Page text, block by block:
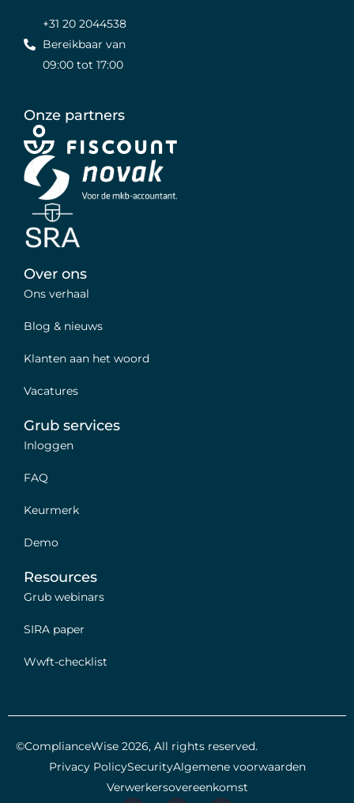
+31 20 2044538
Bereikbaar van
09:00 tot 17:00
Onze partners
Over ons
Ons verhaal
Blog & nieuws
Klanten aan het woord
Vacatures
Grub services
Inloggen
FAQ
Keurmerk
Demo
Resources
Grub webinars
SIRA paper
Wwft-checklist
©ComplianceWise 2026, All rights reserved.
Privacy PolicySecurityAlgemene voorwaarden
Verwerkersovereenkomst